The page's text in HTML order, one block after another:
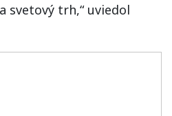
svetový trh,“ uviedol